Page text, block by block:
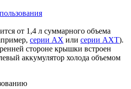
от 1,4 л суммарного объема
серии АХ или серии АХТ).
стороне крышки встроен
аккумулятор холода объемом